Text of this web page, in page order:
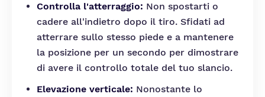
Controlla l'atterraggio: Non spostarti o
cadere all'indietro dopo il tiro. Sfidati ad
atterrare sullo stesso piede e a mantenere
la posizione per un secondo per dimostrare
di avere il controllo totale del tuo slancio.
Elevazione verticale: Nonostante lo